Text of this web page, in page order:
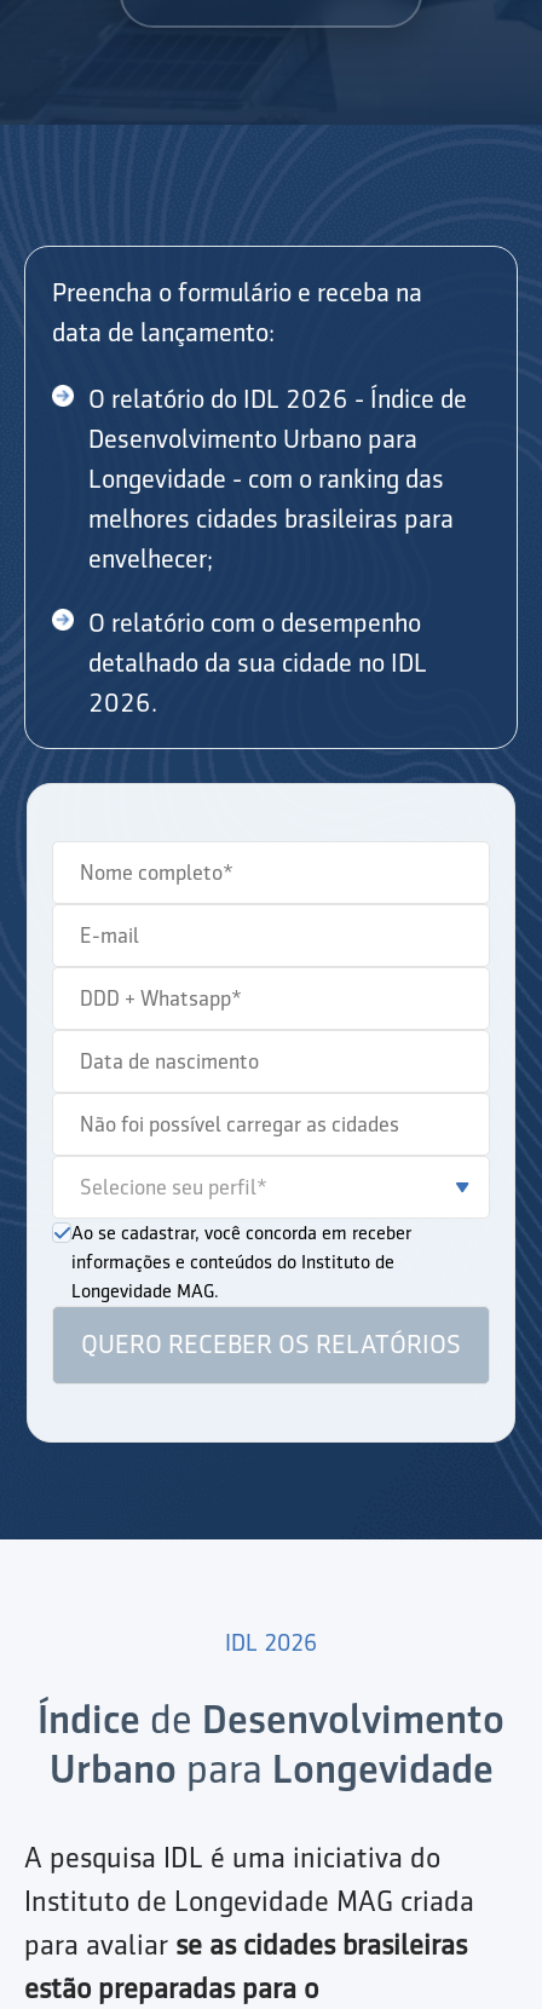
Preencha o formulário e receba na
data de lançamento:
O relatório do IDL 2026 - Índice de
Desenvolvimento Urbano para
Longevidade - com o ranking das
melhores cidades brasileiras para
envelhecer;
O relatório com o desempenho
detalhado da sua cidade no IDL
2026.
Ao se cadastrar, você concorda em receber
informações e conteúdos do Instituto de
Longevidade MAG.
IDL 2026
Índice de Desenvolvimento
Urbano para Longevidade
A pesquisa IDL é uma iniciativa do
Instituto de Longevidade MAG criada
para avaliar se as cidades brasileiras
estão preparadas para o